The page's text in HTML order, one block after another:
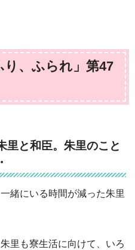
り、ふられ」第47
里と和臣。朱里のこと
緒にいる時間が減った朱里
里も寮生活に向けて、いろ